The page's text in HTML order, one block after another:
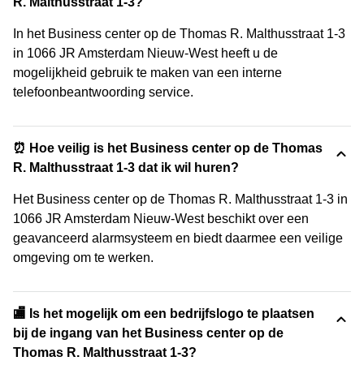
In het Business center op de Thomas R. Malthusstraat 1-3
in 1066 JR Amsterdam Nieuw-West heeft u de
mogelijkheid gebruik te maken van een interne
telefoonbeantwoording service.
⏰ Hoe veilig is het Business center op de Thomas
R. Malthusstraat 1-3 dat ik wil huren?
Het Business center op de Thomas R. Malthusstraat 1-3 in
1066 JR Amsterdam Nieuw-West beschikt over een
geavanceerd alarmsysteem en biedt daarmee een veilige
omgeving om te werken.
🏬 Is het mogelijk om een bedrijfslogo te plaatsen
bij de ingang van het Business center op de
Thomas R. Malthusstraat 1-3?